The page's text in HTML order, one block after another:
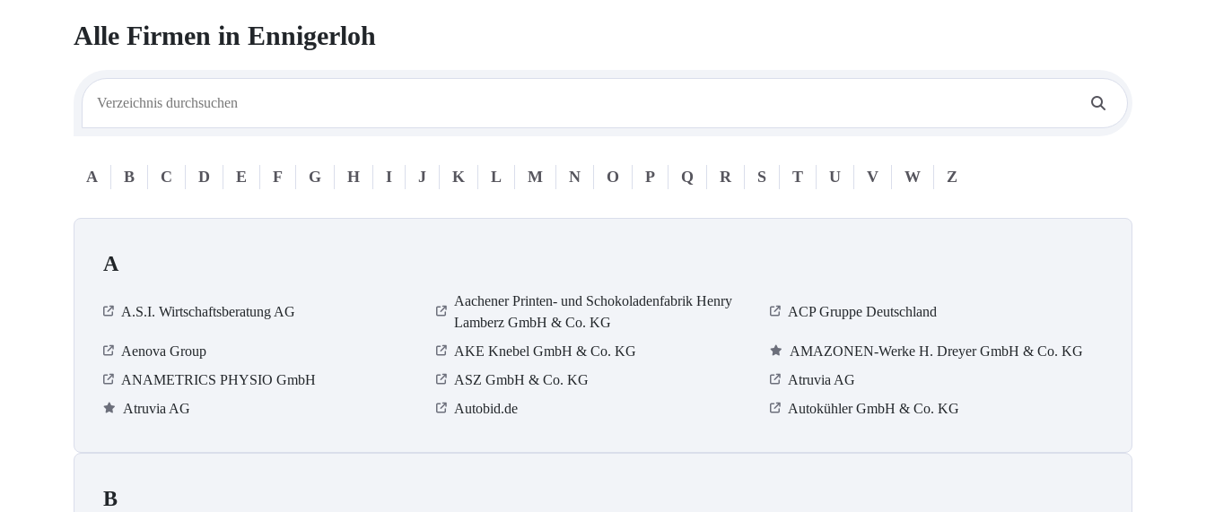
Alle Firmen in Ennigerloh
A B C D E F G H I J K L M N O P Q R S T U V W Z
A
A.S.I. Wirtschaftsberatung AG
Aachener Printen- und Schokoladenfabrik Henry
Lamberz GmbH & Co. KG
ACP Gruppe Deutschland
Aenova Group AKE Knebel GmbH & Co. KG
AMAZONEN-Werke H. Dreyer GmbH & Co. KG
ANAMETRICS PHYSIO GmbH
ASZ GmbH & Co. KG
Atruvia AG
Atruvia AG
Autobid.de Autokühler GmbH & Co. KG
B